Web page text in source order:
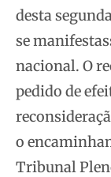
desta
se
nacional. O
pedido de
o
Tribunal